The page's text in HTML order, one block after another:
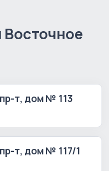
т, дом № 113
т, дом № 117/1